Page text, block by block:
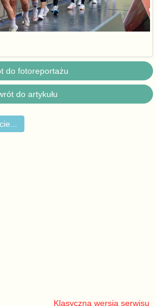
do fotoreportażu
do artykułu
Klasyczna wersja serwisu